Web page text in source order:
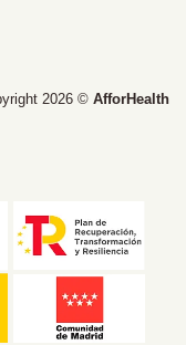
2026 © AfforHealth